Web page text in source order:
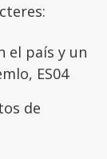
el país y un
ES04
de